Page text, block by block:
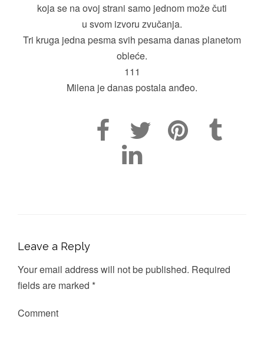
koja se na ovoj strani samo jednom može čuti
u svom izvoru zvučanja.
Tri kruga jedna pesma svih pesama danas planetom
obleće.
111
Milena je danas postala anđeo.
Leave a Reply
Your email address will not be published. Required
fields are marked *
Comment